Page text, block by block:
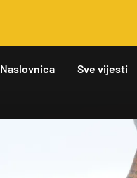
Naslovnica Sve vijesti